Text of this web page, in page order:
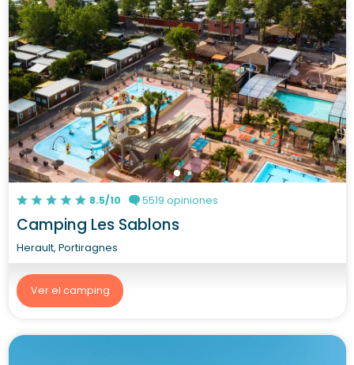
8.5/10 5519 opiniones
Camping Les Sablons
Herault, Portiragnes
Ver el camping